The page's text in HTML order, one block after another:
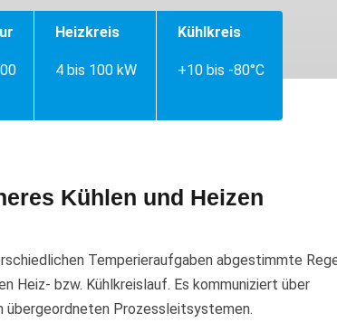
Heizkreis
4 bis 100 kW
Kühlkreis
+10 bis -80°C
Kühlen und Heizen
Temperieraufgaben abgestimmte
Heiz- bzw. Kühlkreislauf. Es kommuniziert über
Prozessleitsystemen.